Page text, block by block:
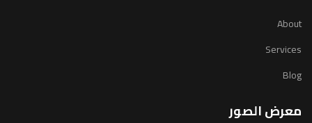
About
Services
Blog
معرض الصور